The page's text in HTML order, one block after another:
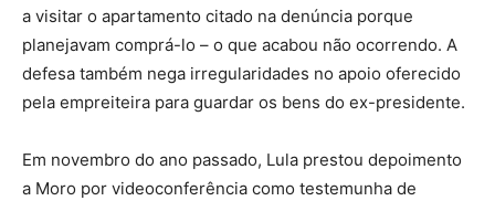
a visitar o apartamento citado na denúncia porque
planejavam comprá-lo – o que acabou não ocorrendo. A
defesa também nega irregularidades no apoio oferecido
pela empreiteira para guardar os bens do ex-presidente.
Em novembro do ano passado, Lula prestou depoimento
a Moro por videoconferência como testemunha de